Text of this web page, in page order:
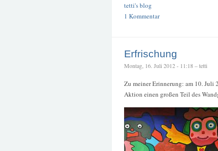
tetti's blog
1 Kommentar
Erfrischung
Montag, 16. Juli 2012 - 11:18 – tetti
Zu meiner Erinnerung: am 10. Juli
Aktion einen großen Teil des